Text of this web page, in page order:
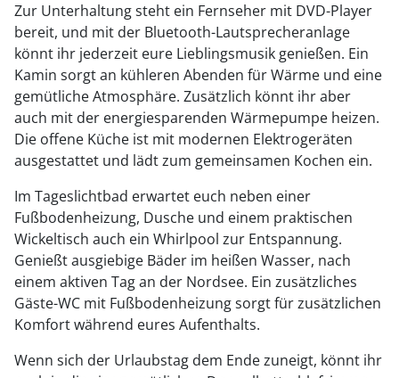
Zur Unterhaltung steht ein Fernseher mit DVD-Player
bereit, und mit der Bluetooth-Lautsprecheranlage
könnt ihr jederzeit eure Lieblingsmusik genießen. Ein
Kamin sorgt an kühleren Abenden für Wärme und eine
gemütliche Atmosphäre. Zusätzlich könnt ihr aber
auch mit der energiesparenden Wärmepumpe heizen.
Die offene Küche ist mit modernen Elektrogeräten
ausgestattet und lädt zum gemeinsamen Kochen ein.
Im Tageslichtbad erwartet euch neben einer
Fußbodenheizung, Dusche und einem praktischen
Wickeltisch auch ein Whirlpool zur Entspannung.
Genießt ausgiebige Bäder im heißen Wasser, nach
einem aktiven Tag an der Nordsee. Ein zusätzliches
Gäste-WC mit Fußbodenheizung sorgt für zusätzlichen
Komfort während eures Aufenthalts.
Wenn sich der Urlaubstag dem Ende zuneigt, könnt ihr